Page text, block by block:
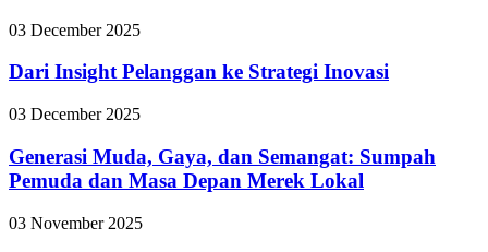
03 December 2025
Dari Insight Pelanggan ke Strategi Inovasi
03 December 2025
Generasi Muda, Gaya, dan Semangat: Sumpah
Pemuda dan Masa Depan Merek Lokal
03 November 2025